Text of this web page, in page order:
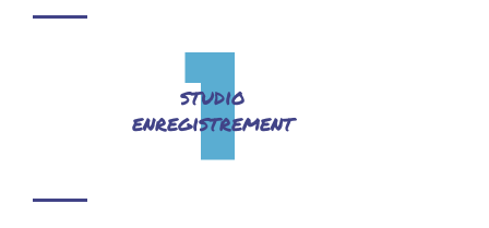
1
studio
enregistrement